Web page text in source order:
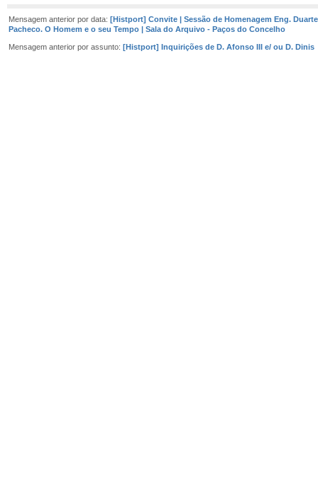
Mensagem anterior por data: [Histport] Convite | Sessão de Homenagem Eng. Duarte
Pacheco. O Homem e o seu Tempo | Sala do Arquivo - Paços do Concelho
Mensagem anterior por assunto: [Histport] Inquirições de D. Afonso III e/ ou D. Dinis